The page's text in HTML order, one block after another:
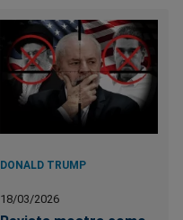
DONALD TRUMP
18/03/2026